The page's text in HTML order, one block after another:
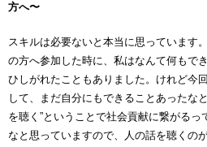
方へ〜
スキルは必要ないと本当に思っています
の方へ参加した時に、私はなんて何もで
ひしがれたこともありました。けれど今
して、まだ自分にもできることあったな
を聴く”ということで社会貢献に繋がる
なと思っていますので、人の話を聴くの